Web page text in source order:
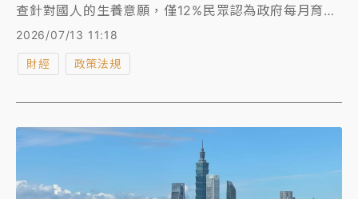
查針對國人的生養意願，僅12%民眾認為政府每月育兒
津貼5000元有生養誘因，35%消費者則認為，就算每
月1萬都不夠。
2026/07/13 11:18
財經 政策法規